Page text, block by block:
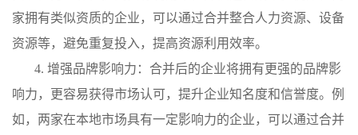
家拥有类似资质的企业，可以通过合并整合人力资源、设备
资源等，避免重复投入，提高资源利用效率。
4. 增强品牌影响力：合并后的企业将拥有更强的品牌影
响力，更容易获得市场认可，提升企业知名度和信誉度。例
如，两家在本地市场具有一定影响力的企业，可以通过合并